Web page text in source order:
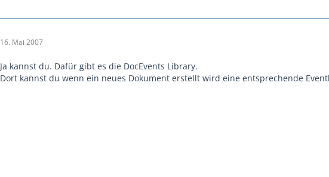
16. Mai 2007
Ja kannst du. Dafür gibt es die DocEvents Library.
Dort kannst du wenn ein neues Dokument erstellt wird eine entsprechende